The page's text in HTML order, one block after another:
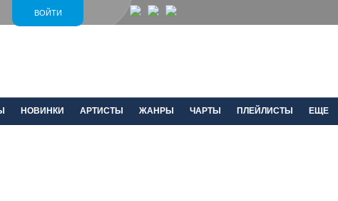
ВОЙТИ
НОВИНКИ АРТИСТЫ ЖАНРЫ ЧАРТЫ ПЛЕЙЛИСТЫ ЕЩЕ